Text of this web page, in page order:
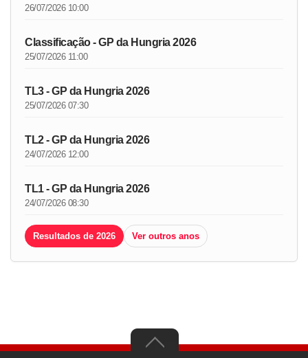
26/07/2026 10:00
Classificação - GP da Hungria 2026
25/07/2026 11:00
TL3 - GP da Hungria 2026
25/07/2026 07:30
TL2 - GP da Hungria 2026
24/07/2026 12:00
TL1 - GP da Hungria 2026
24/07/2026 08:30
Resultados de 2026 Ver outros anos